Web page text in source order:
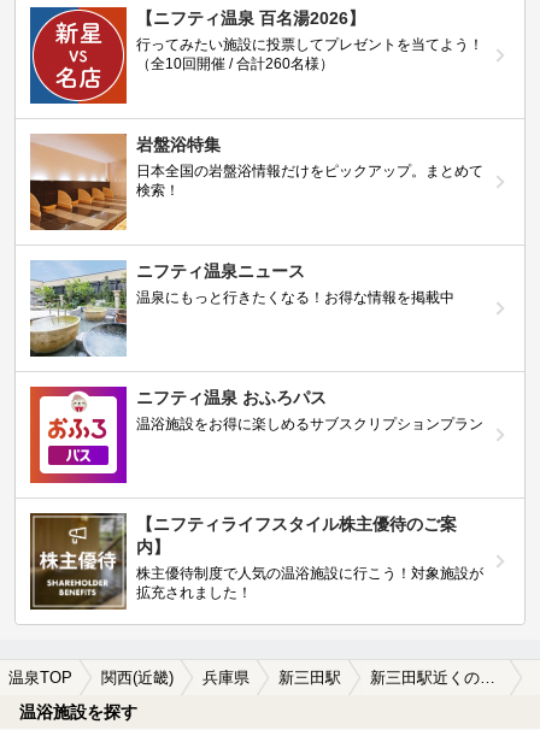
【ニフティ温泉 百名湯2026】
行ってみたい施設に投票してプレゼントを当てよう！
（全10回開催 / 合計260名様）
岩盤浴特集
日本全国の岩盤浴情報だけをピックアップ。まとめて
検索！
ニフティ温泉ニュース
温泉にもっと行きたくなる！お得な情報を掲載中
ニフティ温泉 おふろパス
温浴施設をお得に楽しめるサブスクリプションプラン
【ニフティライフスタイル株主優待のご案
内】
株主優待制度で人気の温浴施設に行こう！対象施設が
拡充されました！
温泉TOP 関西(近畿) 兵庫県 新三田駅 新三田駅近くの温泉宿・温泉旅館・ホテルおすすめ(2026年版)
温浴施設を探す